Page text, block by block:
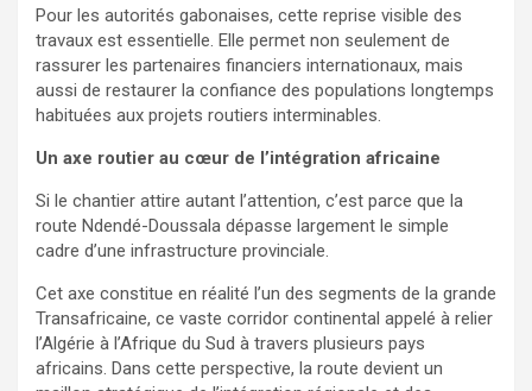
Pour les autorités gabonaises, cette reprise visible des
travaux est essentielle. Elle permet non seulement de
rassurer les partenaires financiers internationaux, mais
aussi de restaurer la confiance des populations longtemps
habituées aux projets routiers interminables.
Un axe routier au cœur de l’intégration africaine
Si le chantier attire autant l’attention, c’est parce que la
route Ndendé-Doussala dépasse largement le simple
cadre d’une infrastructure provinciale.
Cet axe constitue en réalité l’un des segments de la grande
Transafricaine, ce vaste corridor continental appelé à relier
l’Algérie à l’Afrique du Sud à travers plusieurs pays
africains. Dans cette perspective, la route devient un